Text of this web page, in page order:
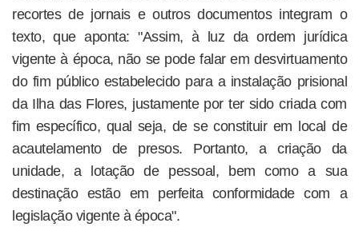
recortes de jornais e outros documentos integram o
texto, que aponta: "Assim, à luz da ordem jurídica
vigente à época, não se pode falar em desvirtuamento
do fim público estabelecido para a instalação prisional
da Ilha das Flores, justamente por ter sido criada com
fim específico, qual seja, de se constituir em local de
acautelamento de presos. Portanto, a criação da
unidade, a lotação de pessoal, bem como a sua
destinação estão em perfeita conformidade com a
legislação vigente à época".